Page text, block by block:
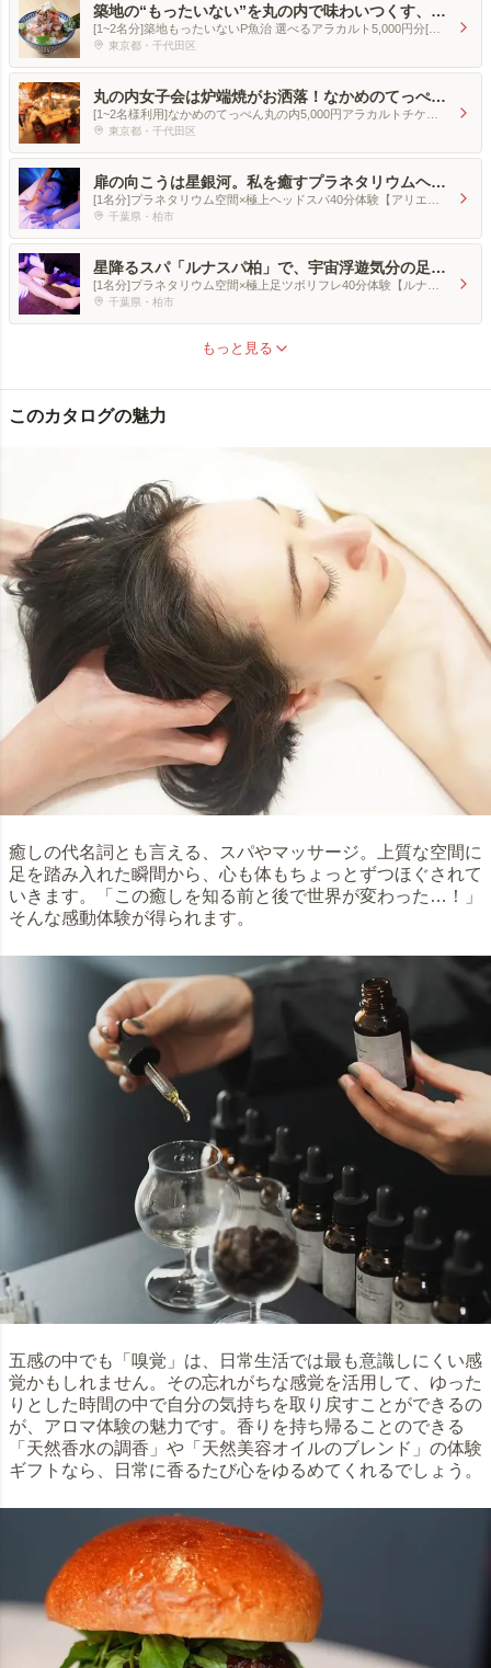
築地の“もったいない”を丸の内で味わいつくす、魚
介アラカルト体験
[1~2名分]築地もったいないP魚治 選べるアラカルト5,000円分[土
日月火、19:30退店まで]
東京都・千代田区
丸の内女子会は炉端焼がお洒落！なかめのてっぺん
アラカルト体験【19時まで限定】
[1~2名様利用]なかめのてっぺん丸の内5,000円アラカルトチケッ
ト[〜19時]
東京都・千代田区
扉の向こうは星銀河。私を癒すプラネタリウムヘッ
ドスパ40分
[1名分]プラネタリウム空間×極上ヘッドスパ40分体験【アリエス
柏】千葉県・柏市
星降るスパ「ルナスパ柏」で、宇宙浮遊気分の足ツ
ボリフレ40分
[1名分]プラネタリウム空間×極上足ツボリフレ40分体験【ルナス
パ柏】
千葉県・柏市
もっと見る
このカタログの魅力
癒しの代名詞とも言える、スパやマッサージ。上質な空間に
足を踏み入れた瞬間から、心も体もちょっとずつほぐされて
いきます。「この癒しを知る前と後で世界が変わった…！」
そんな感動体験が得られます。
五感の中でも「嗅覚」は、日常生活では最も意識しにくい感
覚かもしれません。その忘れがちな感覚を活用して、ゆった
りとした時間の中で自分の気持ちを取り戻すことができるの
が、アロマ体験の魅力です。香りを持ち帰ることのできる
「天然香水の調香」や「天然美容オイルのブレンド」の体験
ギフトなら、日常に香るたび心をゆるめてくれるでしょう。